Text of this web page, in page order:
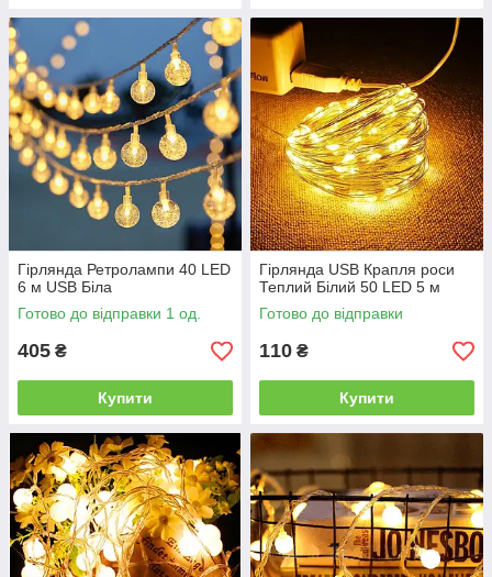
Гірлянда Ретролампи 40 LED
6 м USB Біла
Готово до відправки 1 од.
405 ₴
Купити
Гірлянда USB Крапля роси
Теплий Білий 50 LED 5 м
Готово до відправки
110 ₴
Купити